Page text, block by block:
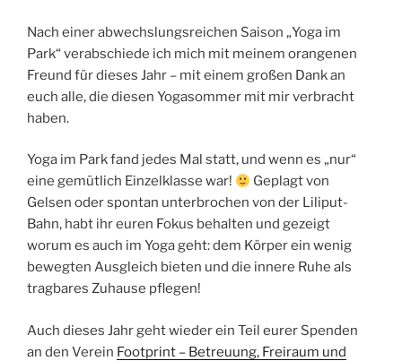
Nach einer abwechslungsreichen Saison „Yoga im
Park“ verabschiede ich mich mit meinem orangenen
Freund für dieses Jahr – mit einem großen Dank an
euch alle, die diesen Yogasommer mit mir verbracht
haben.
Yoga im Park fand jedes Mal statt, und wenn es „nur“
eine gemütlich Einzelklasse war!
Geplagt von
Gelsen oder spontan unterbrochen von der Liliput-
Bahn, habt ihr euren Fokus behalten und gezeigt
worum es auch im Yoga geht: dem Körper ein wenig
bewegten Ausgleich bieten und die innere Ruhe als
tragbares Zuhause pflegen!
Auch dieses Jahr geht wieder ein Teil eurer Spenden
an den Verein Footprint – Betreuung, Freiraum und